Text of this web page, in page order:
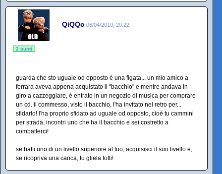
QiQQo 06/04/2010, 20:22
2 punti
guarda che sto uguale od opposto è una figata... un mio amico a
ferrara aveva appena acquistato il "bacchio" e mentre andava in
giro a cazzeggiare, è entrato in un negozio di musica per comprare
un cd. il commesso, visto il bacchio, l'ha invitato nel retro per...
sfidarlo! l'ha proprio sfidato ad uguale od opposto, cioè tu cammini
per strada, incontri uno che ha il bacchio e sei costretto a
combatterci!
se batti uno di un livello superiore al tuo, acquisisci il suo livello e,
se ricopriva una carica, tu gliela fotti!